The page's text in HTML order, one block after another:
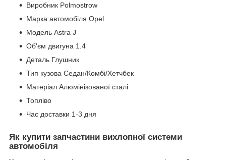
Виробник Polmostrow
Марка автомобіля Opel
Модель Astra J
Об'єм двигуна 1.4
Деталь Глушник
Тип кузова Седан/Комбі/Хетчбек
Матеріал Алюмінізованої сталі
Топліво
Час доставки 1-3 дня
Як купити запчастини вихлопної системи
автомобіля